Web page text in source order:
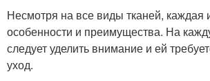
Несмотря на все виды тканей, каждая
особенности и преимущества. На
следует уделить внимание и ей
уход.